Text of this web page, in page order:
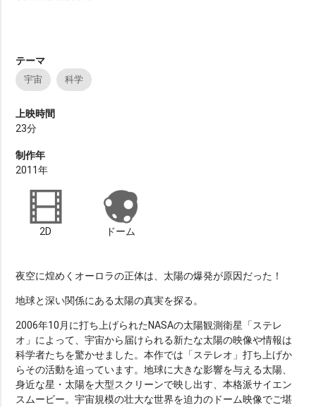
テーマ
宇宙 科学
上映時間
23分
制作年
2011年
2D ドーム
夜空に煌めくオーロラの正体は、太陽の爆発が原因だった！
地球と深い関係にある太陽の真実を探る。
2006年10月に打ち上げられたNASAの太陽観測衛星「ステレ
オ」によって、宇宙から届けられる新たな太陽の映像や情報は
科学者たちを驚かせました。本作では「ステレオ」打ち上げか
らその活動を追っています。地球に大きな影響を与える太陽、
身近な星・太陽を大型スクリーンで映し出す、本格派サイエン
スムービー。宇宙規模の壮大な世界を迫力のドーム映像でご堪